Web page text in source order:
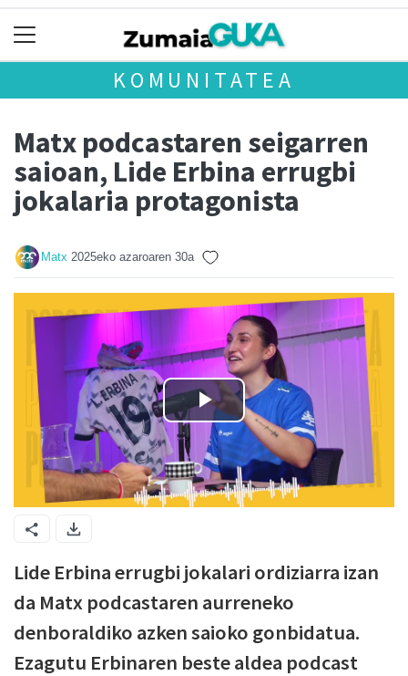
KOMUNITATEA
Matx podcastaren seigarren
saioan, Lide Erbina errugbi
jokalaria protagonista
Matx 2025eko azaroaren 30a
Lide Erbina errugbi jokalari ordiziarra izan
da Matx podcastaren aurreneko
denboraldiko azken saioko gonbidatua.
Ezagutu Erbinaren beste aldea podcast